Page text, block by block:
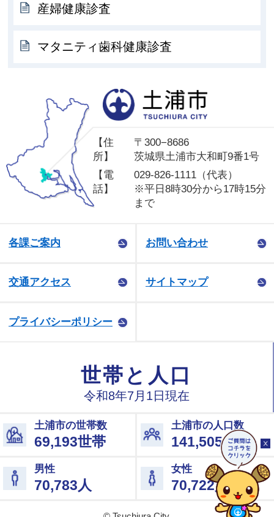
産婦健康診査
マタニティ歯科健康診査
【住
所】
〒300−8686
茨城県土浦市大和町9番1号
【電
話】
029-826-1111（代表）
※平日8時30分から17時15分
まで
各課ご案内 お問い合わせ
交通アクセス サイトマップ
プライバシーポリシー